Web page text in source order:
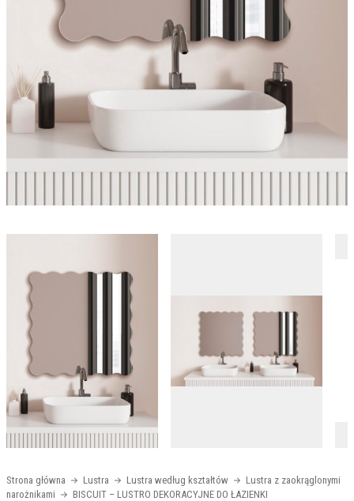
Strona główna Lustra Lustra według kształtów
Lustra z zaokrąglonymi
narożnikami
BISCUIT – LUSTRO DEKORACYJNE DO ŁAZIENKI